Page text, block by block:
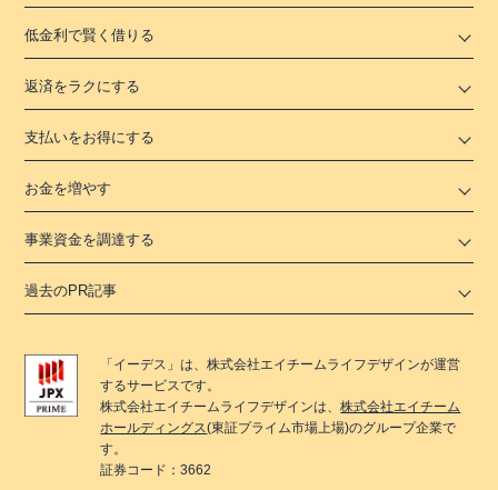
低金利で賢く借りる
返済をラクにする
支払いをお得にする
お金を増やす
事業資金を調達する
過去のPR記事
「 イーデス 」は、株式会社エイチームライフデザインが運営
するサービスです。
株式会社エイチームライフデザインは、株式会社エイチーム
ホールディングス(東証プライム市場上場)のグループ企業で
す。
証券コード：3662